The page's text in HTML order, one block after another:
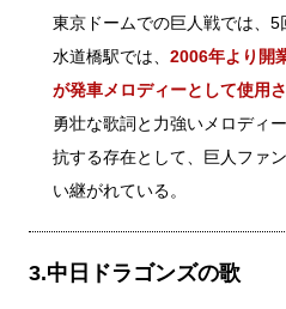
東京ドームでの巨人戦では、
水道橋駅では、 2006年より開
が発車メロディーとして使用さ
勇壮な歌詞と力強いメロディ
抗する存在として、巨人ファ
い継がれている。
3.中日ドラゴンズの歌